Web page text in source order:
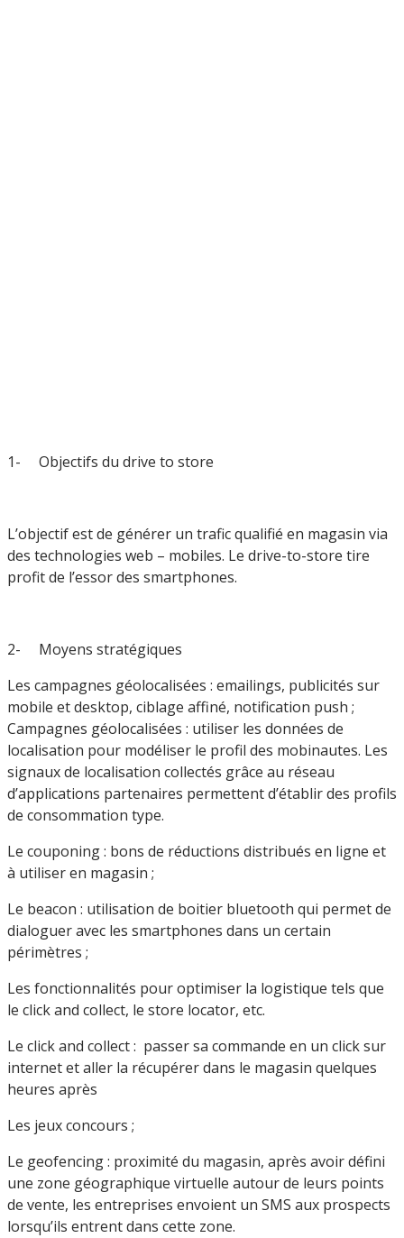
1- Objectifs du drive to store
L’objectif est de générer un trafic qualifié en magasin via
des technologies web – mobiles. Le drive-to-store tire
profit de l’essor des smartphones.
2- Moyens stratégiques
Les campagnes géolocalisées : emailings, publicités sur
mobile et desktop, ciblage affiné, notification push ;
Campagnes géolocalisées : utiliser les données de
localisation pour modéliser le profil des mobinautes. Les
signaux de localisation collectés grâce au réseau
d’applications partenaires permettent d’établir des profils
de consommation type.
Le couponing : bons de réductions distribués en ligne et
à utiliser en magasin ;
Le beacon : utilisation de boitier bluetooth qui permet de
dialoguer avec les smartphones dans un certain
périmètres ;
Les fonctionnalités pour optimiser la logistique tels que
le click and collect, le store locator, etc.
Le click and collect : passer sa commande en un click sur
internet et aller la récupérer dans le magasin quelques
heures après
Les jeux concours ;
Le geofencing : proximité du magasin, après avoir défini
une zone géographique virtuelle autour de leurs points
de vente, les entreprises envoient un SMS aux prospects
lorsqu’ils entrent dans cette zone.